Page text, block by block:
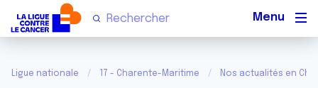
Ligue nationale 17 - Charente-Maritime Nos actualités en